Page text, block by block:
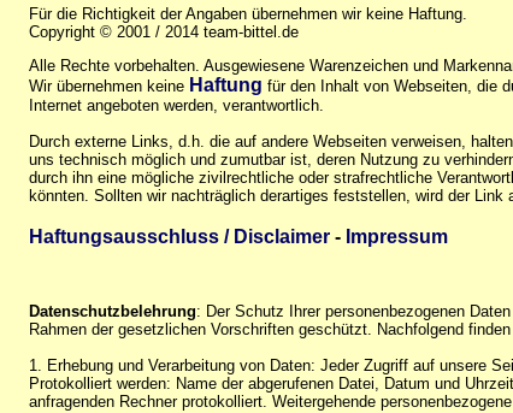
Für die Richtigkeit der Angaben übernehmen wir keine Haftung.
Copyright © 2001 / 2014 team-bittel.de
Alle Rechte vorbehalten. Ausgewiesene Warenzeichen und
Wir übernehmen keine Haftung für den Inhalt von Webseiten, die
Internet angeboten werden, verantwortlich.
Durch externe Links, d.h. die auf andere Webseiten verweisen,
uns technisch möglich und zumutbar ist, deren Nutzung zu
durch ihn eine mögliche zivilrechtliche oder strafrechtliche
könnten. Sollten wir nachträglich derartiges feststellen, wird der Link
Haftungsausschluss / Disclaimer - Impressum
Datenschutzbelehrung: Der Schutz Ihrer personenbezogenen
Rahmen der gesetzlichen Vorschriften geschützt. Nachfolgend
1. Erhebung und Verarbeitung von Daten: Jeder Zugriff auf unsere
Protokolliert werden: Name der abgerufenen Datei, Datum und
anfragenden Rechner protokolliert. Weitergehende